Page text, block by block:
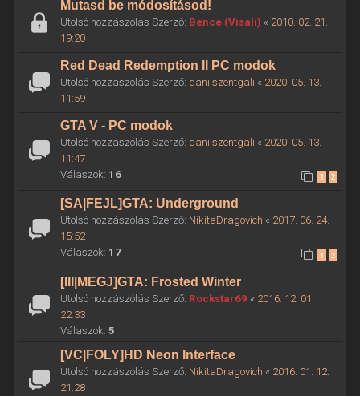
Mutasd be módosításod!
Utolsó hozzászólás Szerző: Bence (Visali) « 2010. 02. 21.
19:20
Red Dead Redemption II PC modok
Utolsó hozzászólás Szerző: dani.szentgali « 2020. 05. 13.
11:59
GTA V - PC modok
Utolsó hozzászólás Szerző: dani.szentgali « 2020. 05. 13.
11:47
Válaszok: 16 1 2
[SA|FEJL]GTA: Underground
Utolsó hozzászólás Szerző: NikitaDragovich « 2017. 06. 24.
15:52
Válaszok: 17 1 2
[III|MEGJ]GTA: Frosted Winter
Utolsó hozzászólás Szerző: Rockstar69 « 2016. 12. 01.
22:33
Válaszok: 5
[VC|FOLY]HD Neon Interface
Utolsó hozzászólás Szerző: NikitaDragovich « 2016. 01. 12.
21:28